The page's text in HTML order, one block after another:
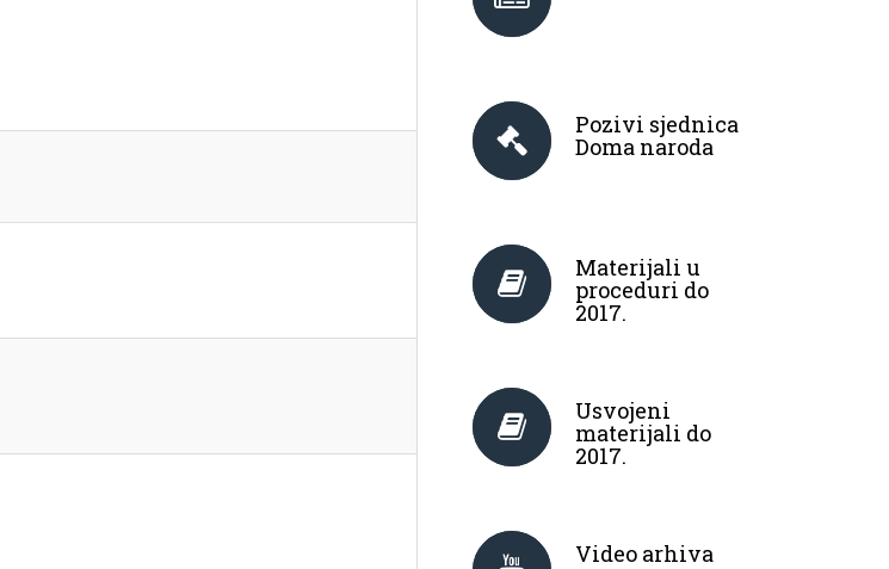
Pozivi sjednica
Doma naroda
Materijali u
proceduri do
2017.
Usvojeni
materijali do
2017.
Video arhiva